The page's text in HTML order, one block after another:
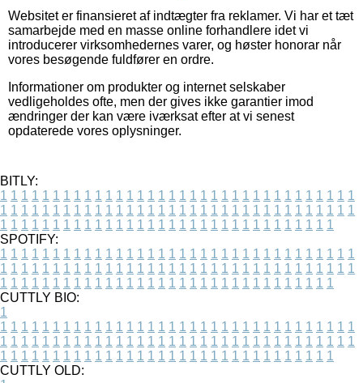
Websitet er finansieret af indtægter fra reklamer. Vi har et tæt
samarbejde med en masse online forhandlere idet vi
introducerer virksomhedernes varer, og høster honorar når
vores besøgende fuldfører en ordre.
Informationer om produkter og internet selskaber
vedligeholdes ofte, men der gives ikke garantier imod
ændringer der kan være iværksat efter at vi senest
opdaterede vores oplysninger.
BITLY:
1 1 1 1 1 1 1 1 1 1 1 1 1 1 1 1 1 1 1 1 1 1 1 1 1 1 1 1 1 1 1 1 1 1
1 1 1 1 1 1 1 1 1 1 1 1 1 1 1 1 1 1 1 1 1 1 1 1 1 1 1 1 1 1 1 1 1 1
1 1 1 1 1 1 1 1 1 1 1 1 1 1 1 1 1 1 1 1 1 1 1 1 1 1 1 1 1 1 1 1
SPOTIFY:
1 1 1 1 1 1 1 1 1 1 1 1 1 1 1 1 1 1 1 1 1 1 1 1 1 1 1 1 1 1 1 1 1 1
1 1 1 1 1 1 1 1 1 1 1 1 1 1 1 1 1 1 1 1 1 1 1 1 1 1 1 1 1 1 1 1 1 1
1 1 1 1 1 1 1 1 1 1 1 1 1 1 1 1 1 1 1 1 1 1 1 1 1 1 1 1 1 1 1 1
CUTTLY BIO:
1
1 1 1 1 1 1 1 1 1 1 1 1 1 1 1 1 1 1 1 1 1 1 1 1 1 1 1 1 1 1 1 1 1 1
1 1 1 1 1 1 1 1 1 1 1 1 1 1 1 1 1 1 1 1 1 1 1 1 1 1 1 1 1 1 1 1 1 1
1 1 1 1 1 1 1 1 1 1 1 1 1 1 1 1 1 1 1 1 1 1 1 1 1 1 1 1 1 1 1 1
CUTTLY OLD: